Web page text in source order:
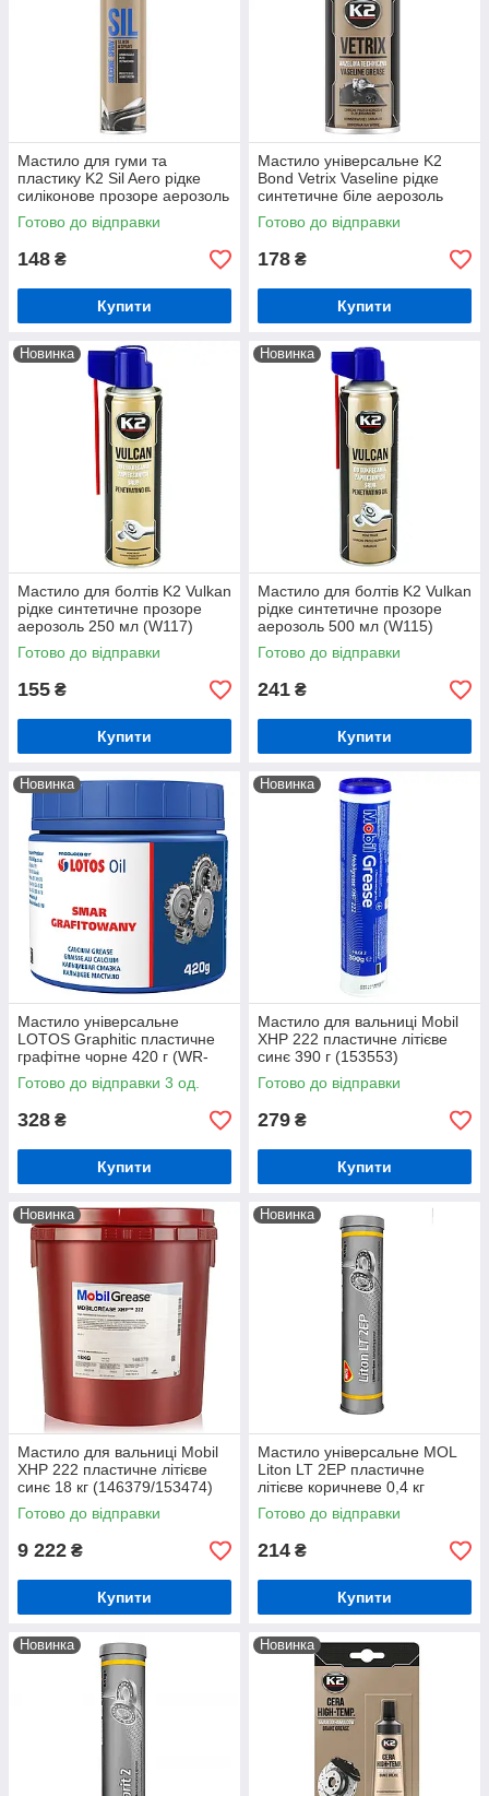
Мастило для гуми та
пластику K2 Sil Aero рідке
силіконове прозоре аерозоль
300 мл (K6331)
Готово до відправки
148 ₴
Купити
Мастило універсальне K2
Bond Vetrix Vaseline рідке
синтетичне біле аерозоль
140 мл (B400)
Готово до відправки
178 ₴
Купити
Новинка
Мастило для болтів K2 Vulkan
рідке синтетичне прозоре
аерозоль 250 мл (W117)
Готово до відправки
155 ₴
Купити
Новинка
Мастило для болтів K2 Vulkan
рідке синтетичне прозоре
аерозоль 500 мл (W115)
Готово до відправки
241 ₴
Купити
Новинка
Мастило універсальне
LOTOS Graphitic пластичне
графітне чорне 420 г (WR-
4204870-000)
Готово до відправки 3 од.
328 ₴
Купити
Новинка
Мастило для вальниці Mobil
XHP 222 пластичне літієве
синє 390 г (153553)
Готово до відправки
279 ₴
Купити
Новинка
Мастило для вальниці Mobil
XHP 222 пластичне літієве
синє 18 кг (146379/153474)
Готово до відправки
9 222 ₴
Купити
Новинка
Мастило універсальне MOL
Liton LT 2EP пластичне
літієве коричневе 0,4 кг
(13301907)
Готово до відправки
214 ₴
Купити
Новинка Новинка